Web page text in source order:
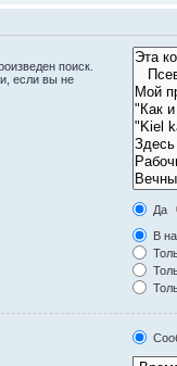
поиск.
если вы не
Да
В